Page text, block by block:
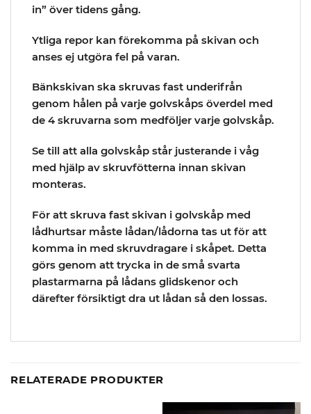
in” över tidens gång.
Ytliga repor kan förekomma på skivan och
anses ej utgöra fel på varan.
Bänkskivan ska skruvas fast underifrån
genom hålen på varje golvskåps överdel med
de 4 skruvarna som medföljer varje golvskåp.
Se till att alla golvskåp står justerande i våg
med hjälp av skruvfötterna innan skivan
monteras.
För att skruva fast skivan i golvskåp med
lådhurtsar måste lådan/lådorna tas ut för att
komma in med skruvdragare i skåpet. Detta
görs genom att trycka in de små svarta
plastarmarna på lådans glidskenor och
därefter försiktigt dra ut lådan så den lossas.
RELATERADE PRODUKTER